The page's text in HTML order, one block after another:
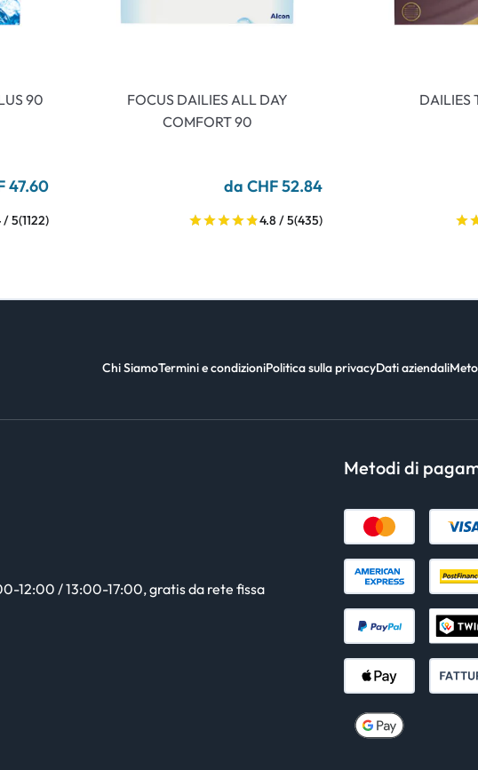
90
47.60
/ 5(1122)
FOCUS DAILIES ALL DAY
COMFORT 90
da CHF 52.84
4.8 / 5(435)
DAILIES
Chi SiamoTermini e condizioniPolitica sulla privacyDati aziendali
12:00 / 13:00-17:00, gratis da rete fissa
Metodi di